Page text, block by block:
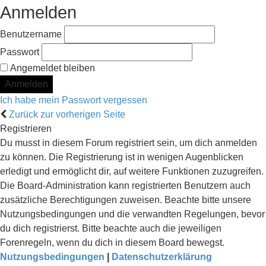
Anmelden
Benutzername
Passwort
Angemeldet bleiben
Ich habe mein Passwort vergessen
Zurück zur vorherigen Seite
Registrieren
Du musst in diesem Forum registriert sein, um dich anmelden
zu können. Die Registrierung ist in wenigen Augenblicken
erledigt und ermöglicht dir, auf weitere Funktionen zuzugreifen.
Die Board-Administration kann registrierten Benutzern auch
zusätzliche Berechtigungen zuweisen. Beachte bitte unsere
Nutzungsbedingungen und die verwandten Regelungen, bevor
du dich registrierst. Bitte beachte auch die jeweiligen
Forenregeln, wenn du dich in diesem Board bewegst.
Nutzungsbedingungen
Datenschutzerklärung